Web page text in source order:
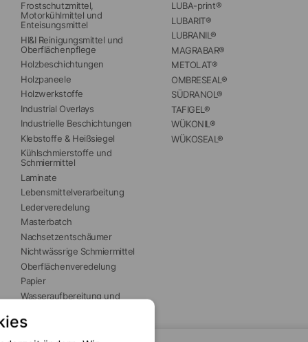
Frostschutzmittel,
Motorkühlmittel und
Enteisungsmittel
HI&I Reinigungsmittel und
Oberflächenpflege
Holzbeschichtungen
Holzpaneele
Holzwerkstoffe
Industrial Overlays
Industrielle Beschichtungen
Klebstoffe & Heißsiegel
Kühlschmierstoffe und
Schmiermittel
Laminate
Lebensmittelverarbeitung
Lederveredelung
Masterbatch
Nachsetzentschäumer
Nichtwässrige Schmiermittel
Oberflächenveredelung
Papier
Wasseraufbereitung und
LUBA-print®
LUBARIT®
LUBRANIL®
MAGRABAR®
METOLAT®
OMBRESEAL®
SÜDRANOL®
TAFIGEL®
WÜKONIL®
WÜKOSEAL®